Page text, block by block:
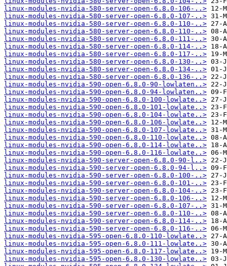
linux-modules-nvidia-580-server-open-6.8.0-106-..>
linux-modules-nvidia-580-server-open-6.8.0-107-..>
linux-modules-nvidia-580-server-open-6.8.0-110-..>
linux-modules-nvidia-580-server-open-6.8.0-110-..>
linux-modules-nvidia-580-server-open-6.8.0-111-..>
linux-modules-nvidia-580-server-open-6.8.0-114-..>
linux-modules-nvidia-580-server-open-6.8.0-117-..>
linux-modules-nvidia-580-server-open-6.8.0-130-..>
linux-modules-nvidia-580-server-open-6.8.0-134-..>
linux-modules-nvidia-580-server-open-6.8.0-136-..>
linux-modules-nvidia-590-open-6.8.0-90-lowlaten..>
linux-modules-nvidia-590-open-6.8.0-94-lowlaten..>
linux-modules-nvidia-590-open-6.8.0-100-lowlate..>
linux-modules-nvidia-590-open-6.8.0-101-lowlate..>
linux-modules-nvidia-590-open-6.8.0-104-lowlate..>
linux-modules-nvidia-590-open-6.8.0-106-lowlate..>
linux-modules-nvidia-590-open-6.8.0-107-lowlate..>
linux-modules-nvidia-590-open-6.8.0-110-lowlate..>
linux-modules-nvidia-590-open-6.8.0-114-lowlate..>
linux-modules-nvidia-590-open-6.8.0-116-lowlate..>
linux-modules-nvidia-590-server-open-6.8.0-90-l..>
linux-modules-nvidia-590-server-open-6.8.0-94-l..>
linux-modules-nvidia-590-server-open-6.8.0-100-..>
linux-modules-nvidia-590-server-open-6.8.0-101-..>
linux-modules-nvidia-590-server-open-6.8.0-104-..>
linux-modules-nvidia-590-server-open-6.8.0-106-..>
linux-modules-nvidia-590-server-open-6.8.0-107-..>
linux-modules-nvidia-590-server-open-6.8.0-110-..>
linux-modules-nvidia-590-server-open-6.8.0-114-..>
linux-modules-nvidia-590-server-open-6.8.0-116-..>
linux-modules-nvidia-595-open-6.8.0-110-lowlate..>
linux-modules-nvidia-595-open-6.8.0-111-lowlate..>
linux-modules-nvidia-595-open-6.8.0-117-lowlate..>
linux-modules-nvidia-595-open-6.8.0-130-lowlate..>